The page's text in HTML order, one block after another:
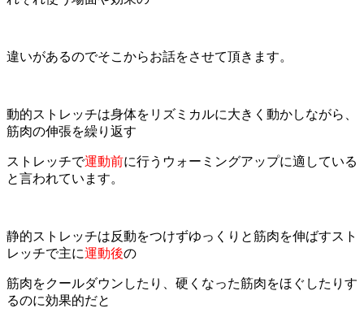
違いがあるのでそこからお話をさせて頂きます。
動的ストレッチは身体をリズミカルに大きく動かしながら、
筋肉の伸張を繰り返す
ストレッチで運動前に行うウォーミングアップに適している
と言われています。
静的ストレッチは反動をつけずゆっくりと筋肉を伸ばすスト
レッチで主に運動後の
筋肉をクールダウン したり、硬くなった筋肉をほぐしたりす
るのに効果的だと